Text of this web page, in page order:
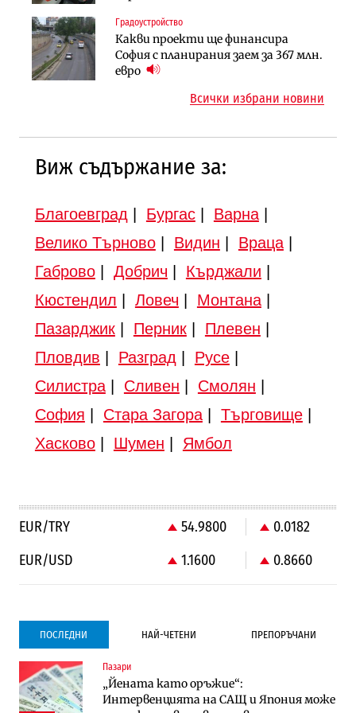
Градоустройство
Какви проекти ще финансира
София с планирания заем за 367 млн.
евро
Търново
Градоустройство
Шест кандидата с интерес към
Публични финанси
Регионалният министър поема „на
ръчно управление“ общинската
инвестиционна програма
Всички избрани новини
Виж съдържание за:
Благоевград Бургас| Варна|
Велико Търново| Видин Враца|
Габрово| Добрич Кърджали
Кюстендил
Ловеч Монтана|
Пазарджик| Перник| Плевен
Пловдив
Разград Русе|
Силистра| Сливен Смолян
София
Стара Загора| Търговище|
Хасково| Шумен Ямбол
EUR/TRY 54.9800
0.0182
EUR/USD
1.1600 0.8660
ПОСЛЕДНИ НАЙ-ЧЕТЕНИ ПРЕПОРЪЧАНИ
Пазари
„Йената като оръжие“:
Интервенцията на САЩ и Япония може
Градоустройство
Столична община избра изпълнител за
преместването на трамвайното
Компании
Vivacom предлага над 150 устройства с
90% отстъпка през август